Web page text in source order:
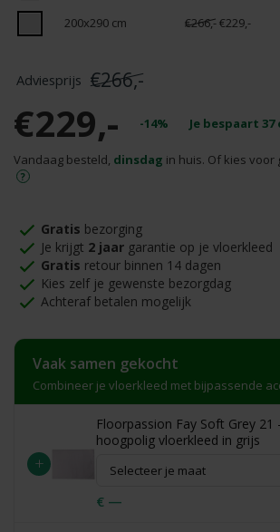
200x290 cm
€266,-€229,-
€266,-
€229,- -14% Je bespaart 37
Vandaag besteld, dinsdag in huis. Of kies
Gratis bezorging
Je krijgt 2 jaar garantie op je vloerkleed
Gratis retour binnen 14 dagen
Kies zelf je gewenste bezorgdag
Achteraf betalen mogelijk
Vaak samen gekocht
Combineer je vloerkleed met bijpassende
+
Floorpassion Fay Soft Grey 21
hoogpolig vloerkleed in grijs
€ —